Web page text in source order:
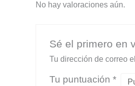
No hay valoraciones aún.
Sé el primero en
Tu dirección de correo
Tu puntuación *